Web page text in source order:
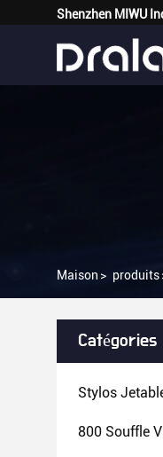
Shenzhen MIWU
Maison > produits
Catégories
Stylos
800 Souffle